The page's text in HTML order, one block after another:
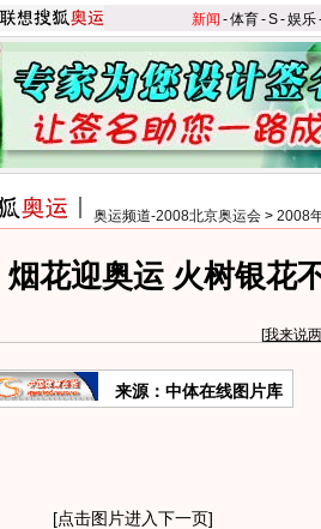
新闻 -体育-S-娱乐
奥运频道-2008北京奥运会 > 2008
烟花迎奥运 火树银花
[我来说
来源：中体在线图片库
[点击图片进入下一页]